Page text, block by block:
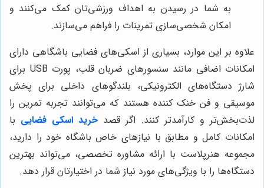
به شما در رسیدن به اهداف ورزشی‌تان کمک می‌کنند و
امکان شخصی‌سازی تمرینات را فراهم می‌سازند.
علاوه بر این موارد، بسیاری از اسکی‌های فضایی باشگاهی دارای
امکانات اضافی مانند سنسورهای ضربان قلب، پورت USB برای
شارژ دستگاه‌های الکترونیکی، بلندگوهای داخلی برای پخش
موسیقی و فن خنک کننده هستند که می‌توانند تجربه تمرین را
لذت‌بخش‌تر و کارآمدتر کنند. اگر قصد خرید اسکی فضایی با
امکانات کامل و مطابق با نیازهای خاص باشگاه خود را دارید،
مجموعه هنرپلاست با ارائه مشاوره تخصصی، می‌تواند بهترین
دستگاه‌ها را با ویژگی‌های مورد نیاز شما در اختیارتان قرار دهد.